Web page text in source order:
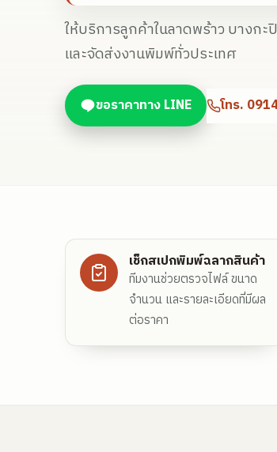
ให้บริการลูกค้าในลาดพร้าว บางกะ
และจัดส่งงานพิมพ์ทั่วประเทศ
ขอราคาทาง LINE โทร.
เช็กสเปกพิมพ์ฉลากสินค้า
ทีมงานช่วยตรวจไฟล์ ขนาด
จำนวน และรายละเอียดที่มีผล
ต่อราคา